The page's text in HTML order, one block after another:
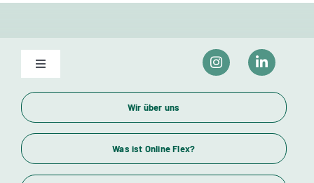
Toggle
Unser Bildungsangebot
Wirtschaftsfachwirte und Industriemeister
Wir über uns
Was ist Online Flex?